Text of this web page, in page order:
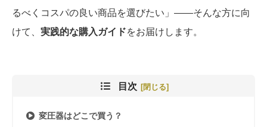
るべくコスパの良い商品を選びたい」――そんな方に向
けて、 実践的な購入ガイドをお届けします。
目次
変圧器はどこで買う？